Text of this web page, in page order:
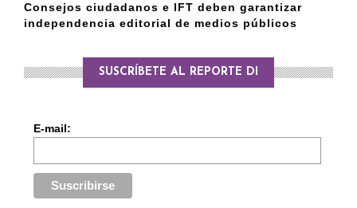
Consejos ciudadanos e IFT deben garantizar
independencia editorial de medios públicos
SUSCRÍBETE AL REPORTE DI
E-mail: